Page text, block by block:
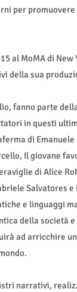
per
al MoMA di
della sua
fanno parte
in questi
di
Il giovane
di Alice
Salvatores
e linguaggi
della società
ad arricchire
narrativi,